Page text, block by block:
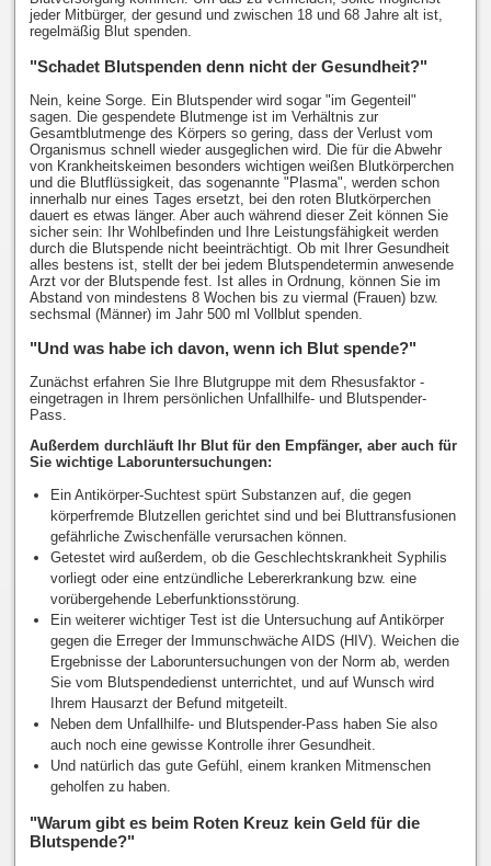
jeder Mitbürger, der gesund und zwischen 18 und 68 Jahre alt ist,
regelmäßig Blut spenden.
"Schadet Blutspenden denn nicht der Gesundheit?"
Nein, keine Sorge. Ein Blutspender wird sogar "im Gegenteil"
sagen. Die gespendete Blutmenge ist im Verhältnis zur
Gesamtblutmenge des Körpers so gering, dass der Verlust vom
Organismus schnell wieder ausgeglichen wird. Die für die Abwehr
von Krankheitskeimen besonders wichtigen weißen Blutkörperchen
und die Blutflüssigkeit, das sogenannte "Plasma", werden schon
innerhalb nur eines Tages ersetzt, bei den roten Blutkörperchen
dauert es etwas länger. Aber auch während dieser Zeit können Sie
sicher sein: Ihr Wohlbefinden und Ihre Leistungsfähigkeit werden
durch die Blutspende nicht beeinträchtigt. Ob mit Ihrer Gesundheit
alles bestens ist, stellt der bei jedem Blutspendetermin anwesende
Arzt vor der Blutspende fest. Ist alles in Ordnung, können Sie im
Abstand von mindestens 8 Wochen bis zu viermal (Frauen) bzw.
sechsmal (Männer) im Jahr 500 ml Vollblut spenden.
"Und was habe ich davon, wenn ich Blut spende?"
Zunächst erfahren Sie Ihre Blutgruppe mit dem Rhesusfaktor -
eingetragen in Ihrem persönlichen Unfallhilfe- und Blutspender-
Pass.
Außerdem durchläuft Ihr Blut für den Empfänger, aber auch für
Sie wichtige Laboruntersuchungen:
Ein Antikörper-Suchtest spürt Substanzen auf, die gegen
körperfremde Blutzellen gerichtet sind und bei Bluttransfusionen
gefährliche Zwischenfälle verursachen können.
Getestet wird außerdem, ob die Geschlechtskrankheit Syphilis
vorliegt oder eine entzündliche Lebererkrankung bzw. eine
vorübergehende Leberfunktionsstörung.
Ein weiterer wichtiger Test ist die Untersuchung auf Antikörper
gegen die Erreger der Immunschwäche AIDS (HIV). Weichen die
Ergebnisse der Laboruntersuchungen von der Norm ab, werden
Sie vom Blutspendedienst unterrichtet, und auf Wunsch wird
Ihrem Hausarzt der Befund mitgeteilt.
Neben dem Unfallhilfe- und Blutspender-Pass haben Sie also
auch noch eine gewisse Kontrolle ihrer Gesundheit.
Und natürlich das gute Gefühl, einem kranken Mitmenschen
geholfen zu haben.
"Warum gibt es beim Roten Kreuz kein Geld für die
Blutspende?"